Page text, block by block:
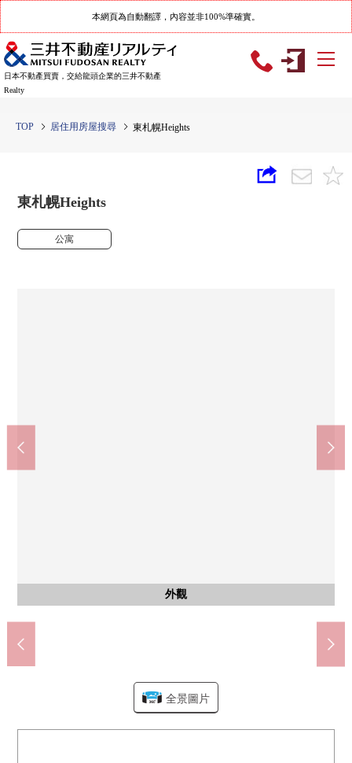
本網頁為自動翻譯，內容並非100%準確實。
日本不動產買賣，交給龍頭企業的三井不動產
Realty
TOP 居住用房屋搜尋 東札幌Heights
東札幌Heights
公寓
外觀
室內
室內
室內
室內
室內
室內
廚房
廚房
洗臉
盥洗台
公共汽車
浴室
廁所
門口
收納
共有部分
垃圾站
停車場
入口
外觀
地鐵東西線"東札幌"車站(約10m)
步行1分鐘
AEON東札幌商店(約70m)
步行1分鐘
kiyomizu公園(約480m)
步行6分鐘
東札幌醫院(約310m)
步行4分鐘
全家便利店東札幌商店(約80m)
步行1分鐘
COCOKARA FINE東札幌商店(約290m)
步行4分鐘
東札幌小學(約1120m)
步行14分鐘
日章中學(約850m)
步行11分鐘
全景圖片